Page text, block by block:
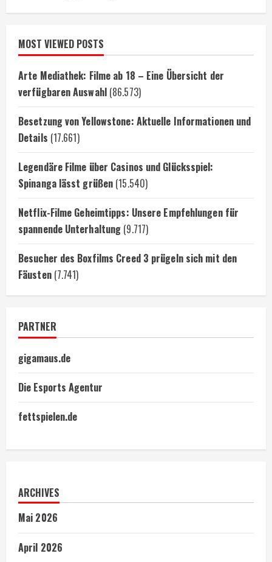
MOST VIEWED POSTS
Arte Mediathek: Filme ab 18 – Eine Übersicht der
verfügbaren Auswahl (86.573)
Besetzung von Yellowstone: Aktuelle Informationen und
Details (17.661)
Legendäre Filme über Casinos und Glücksspiel:
Spinanga lässt grüßen (15.540)
Netflix-Filme Geheimtipps: Unsere Empfehlungen für
spannende Unterhaltung (9.717)
Besucher des Boxfilms Creed 3 prügeln sich mit den
Fäusten (7.741)
PARTNER
gigamaus.de
Die Esports Agentur
fettspielen.de
ARCHIVES
Mai 2026
April 2026